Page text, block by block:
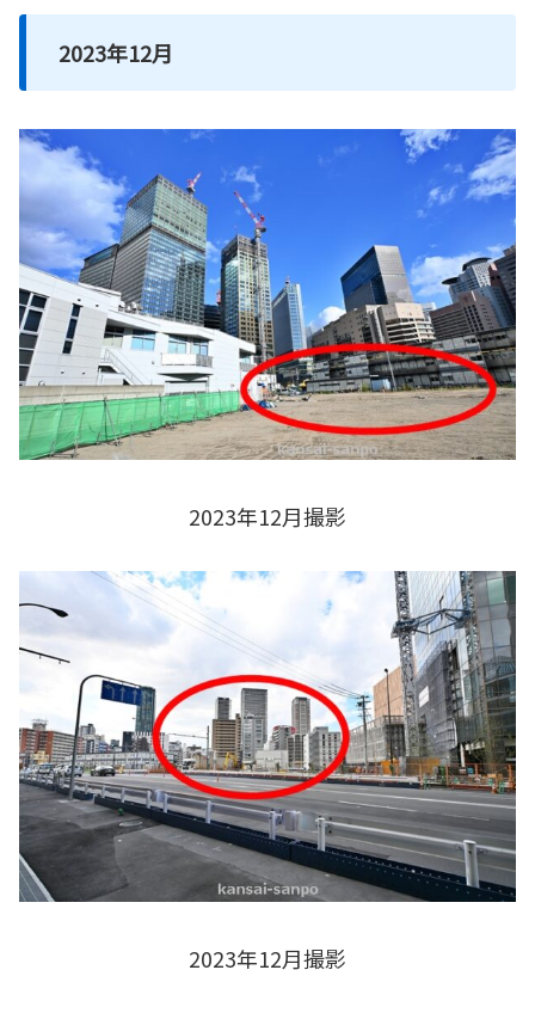
2023年12月
2023年12月撮影
2023年12月撮影